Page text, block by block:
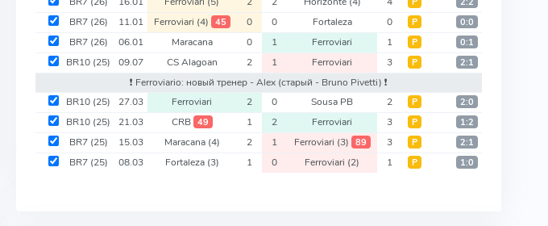
BR7 (26) 11.01 Ferroviari (4) 45 0 0 Fortaleza 0 Р 0:0
BR7 (26) 06.01 Maracana 0 1 Ferroviari 1 Р 0:1
BR10 (25) 09.07 CS Alagoan 2 1 Ferroviari 3 Р 2:1
❗️ Ferroviario: новый тренер - Alex (старый - Bruno Pivetti) ❗️
BR10 (25) 27.03 Ferroviari 2 0 Sousa PB 2 Р 2:0
BR10 (25) 21.03 CRB 49 1 2 Ferroviari 3 Р 1:2
BR7 (25) 15.03 Maracana (4) 2 1 Ferroviari (3) 89 3 Р 2:1
BR7 (25) 08.03 Fortaleza (3) 1 0 Ferroviari (2) 1 Р 1:0